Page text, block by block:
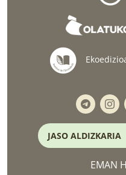
JASO ALDIZKARIA
EMAN